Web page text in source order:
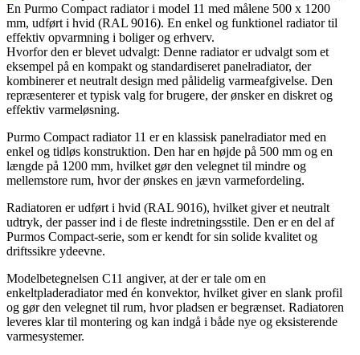
En Purmo Compact radiator i model 11 med målene 500 x 1200
mm, udført i hvid (RAL 9016). En enkel og funktionel radiator til
effektiv opvarmning i boliger og erhverv.
Hvorfor den er blevet udvalgt: Denne radiator er udvalgt som et
eksempel på en kompakt og standardiseret panelradiator, der
kombinerer et neutralt design med pålidelig varmeafgivelse. Den
repræsenterer et typisk valg for brugere, der ønsker en diskret og
effektiv varmeløsning.
Purmo Compact radiator 11 er en klassisk panelradiator med en
enkel og tidløs konstruktion. Den har en højde på 500 mm og en
længde på 1200 mm, hvilket gør den velegnet til mindre og
mellemstore rum, hvor der ønskes en jævn varmefordeling.
Radiatoren er udført i hvid (RAL 9016), hvilket giver et neutralt
udtryk, der passer ind i de fleste indretningsstile. Den er en del af
Purmos Compact-serie, som er kendt for sin solide kvalitet og
driftssikre ydeevne.
Modelbetegnelsen C11 angiver, at der er tale om en
enkeltpladeradiator med én konvektor, hvilket giver en slank profil
og gør den velegnet til rum, hvor pladsen er begrænset. Radiatoren
leveres klar til montering og kan indgå i både nye og eksisterende
varmesystemer.